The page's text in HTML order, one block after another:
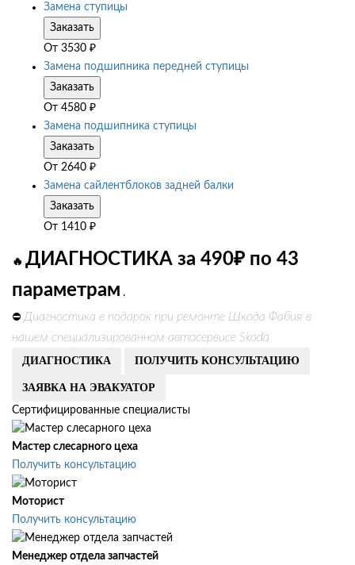
Замена ступицы
Заказать
От 3530 ₽
Замена подшипника передней ступицы
Заказать
От 4580 ₽
Замена подшипника ступицы
Заказать
От 2640 ₽
Замена сайлентблоков задней балки
Заказать
От 1410 ₽
🔥 ДИАГНОСТИКА за 490₽ по 43
параметрам .
⛔ Диагностика в подарок при ремонте Шкода Фабия в
нашем специализированном автосервисе Skoda
ДИАГНОСТИКА ПОЛУЧИТЬ КОНСУЛЬТАЦИЮ
ЗАЯВКА НА ЭВАКУАТОР
Сертифицированные специалисты
Мастер слесарного цеха
Получить консультацию
Моторист
Получить консультацию
Менеджер отдела запчастей